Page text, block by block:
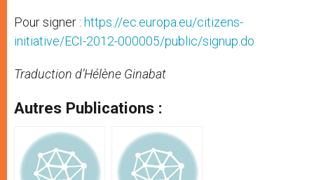
Pour signer : https://ec.europa.eu/citizens-
initiative/ECI-2012-000005/public/signup.do
Traduction d’Hélène Ginabat
Autres Publications :